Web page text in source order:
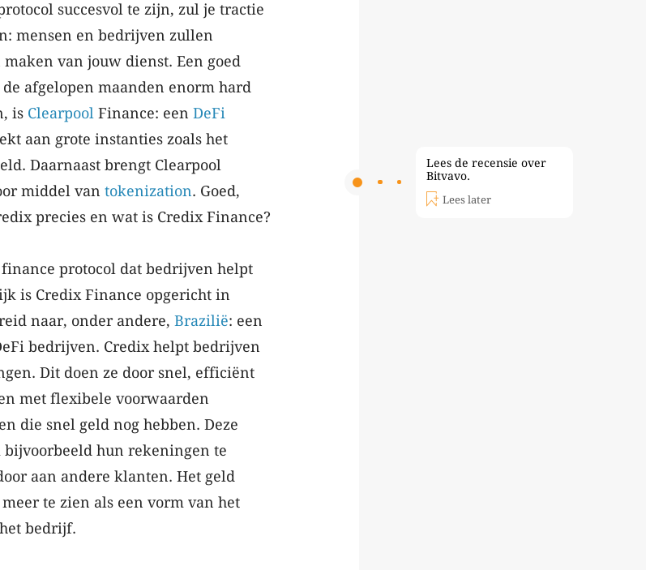
succesvol te zijn, zul je tractie
mensen en bedrijven zullen
van jouw dienst. Een goed
afgelopen maanden enorm hard
is Clearpool Finance: een DeFi
aan grote instanties zoals het
Daarnaast brengt Clearpool
middel van tokenization. Goed,
precies en wat is Credix Finance?
protocol dat bedrijven helpt
is Credix Finance opgericht in
naar, onder andere, Brazilië: een
bedrijven. Credix helpt bedrijven
Dit doen ze door snel, efficiënt
met flexibele voorwaarden
die snel geld nog hebben. Deze
hun rekeningen te
aan andere klanten. Het geld
te zien als een vorm van het
bedrijf.
Lees de recensie over
Bitvavo.
Lees later